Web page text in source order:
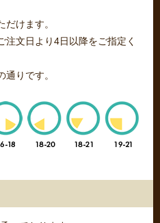
けます。
文日より4日以降をご指定く
りです。